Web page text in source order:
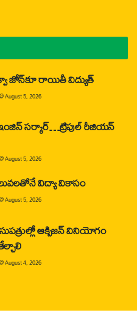
జోన్‌కూ రాయితీ విద్యుత్
@August 5, 2026
సర్కార్…ట్రిపుల్ రీజియన్
@August 5, 2026
విద్యా వికాసం
@August 5, 2026
ఆక్సిజన్ వినియోగం
@August 4, 2026